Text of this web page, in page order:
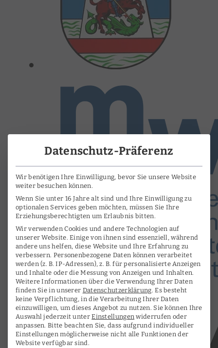
Datenschutz-Präferenz
Wir benötigen Ihre Einwilligung, bevor Sie unsere Website
weiter besuchen können.
Wenn Sie unter 16 Jahre alt sind und Ihre Einwilligung zu
optionalen Services geben möchten, müssen Sie Ihre
Erziehungsberechtigten um Erlaubnis bitten.
Wir verwenden Cookies und andere Technologien auf
unserer Website. Einige von ihnen sind essenziell, während
andere uns helfen, diese Website und Ihre Erfahrung zu
verbessern. Personenbezogene Daten können verarbeitet
werden (z. B. IP-Adressen), z. B. für personalisierte Anzeigen
und Inhalte oder die Messung von Anzeigen und Inhalten.
Weitere Informationen über die Verwendung Ihrer Daten
finden Sie in unserer Datenschutzerklärung. Es besteht
keine Verpflichtung, in die Verarbeitung Ihrer Daten
einzuwilligen, um dieses Angebot zu nutzen. Sie können Ihre
Auswahl jederzeit unterEinstellungenwiderrufen oder
anpassen. Bitte beachten Sie, dass aufgrund individueller
Einstellungen möglicherweise nicht alle Funktionen der
Website verfügbar sind.